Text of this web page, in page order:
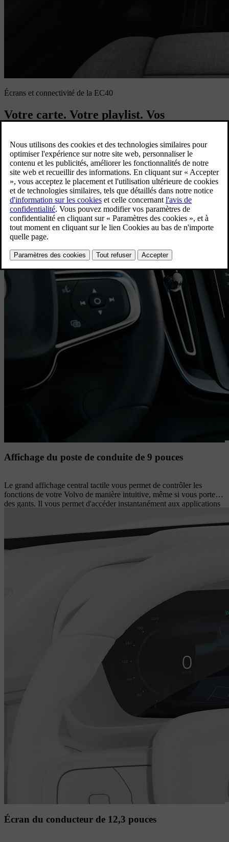
Écrans et connectivité de la EC40
Votre carte. Votre playlist. Vos
Affichage du poste de conduite de 9 pouces
Le grand affichage central tactile vous permet de contrôler les
fonctions de votre Volvo de manière intuitive, même si vous portez
des gants. Il vous permet d'accéder instantanément aux applications
Maps et le Google Play Store. Dans la partie inférieure de l'écran,
vous disposez d'un accès instantané aux fonctionnalités les plus
couramment utilisées comme les vues de la caméra d'aide au
stationnement et les applications de la voiture. Le format portrait de
cet affichage améliore la vue d'ensemble lorsque vous activez la
navigation. Et, si besoin, vous pouvez facilement réorganiser la
Écran du conducteur de 12,3 pouces